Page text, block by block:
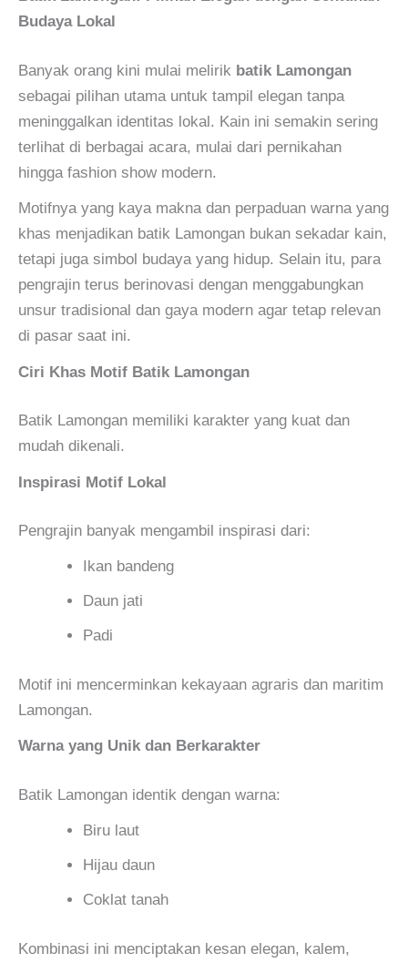
Budaya Lokal
Banyak orang kini mulai melirik batik Lamongan
sebagai pilihan utama untuk tampil elegan tanpa
meninggalkan identitas lokal. Kain ini semakin sering
terlihat di berbagai acara, mulai dari pernikahan
hingga fashion show modern.
Motifnya yang kaya makna dan perpaduan warna yang
khas menjadikan batik Lamongan bukan sekadar kain,
tetapi juga simbol budaya yang hidup. Selain itu, para
pengrajin terus berinovasi dengan menggabungkan
unsur tradisional dan gaya modern agar tetap relevan
di pasar saat ini.
Ciri Khas Motif Batik Lamongan
Batik Lamongan memiliki karakter yang kuat dan
mudah dikenali.
Inspirasi Motif Lokal
Pengrajin banyak mengambil inspirasi dari:
Ikan bandeng
Daun jati
Padi
Motif ini mencerminkan kekayaan agraris dan maritim
Lamongan.
Warna yang Unik dan Berkarakter
Batik Lamongan identik dengan warna:
Biru laut
Hijau daun
Coklat tanah
Kombinasi ini menciptakan kesan elegan, kalem,